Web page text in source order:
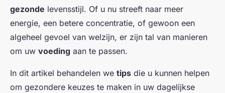
gezonde levensstijl. Of u nu streeft naar meer
energie, een betere concentratie, of gewoon een
algeheel gevoel van welzijn, er zijn tal van manieren
om uw voeding aan te passen.
In dit artikel behandelen we tips die u kunnen helpen
om gezondere keuzes te maken in uw dagelijkse